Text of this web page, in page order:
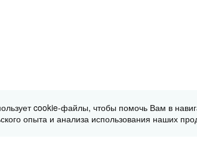
cookie-файлы, чтобы помочь Вам в
опыта и анализа использования наших